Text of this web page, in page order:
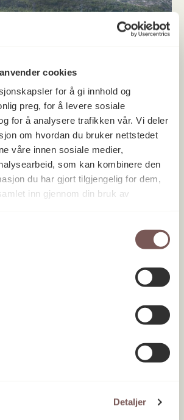
cookies
for å gi innhold og
preg, for å levere sosiale
for å analysere trafikken vår. Vi deler
om hvordan du bruker nettstedet
våre innen sosiale medier,
som kan kombinere den
du har gjort tilgjengelig for dem,
inn gjennom din bruk av
Detaljer